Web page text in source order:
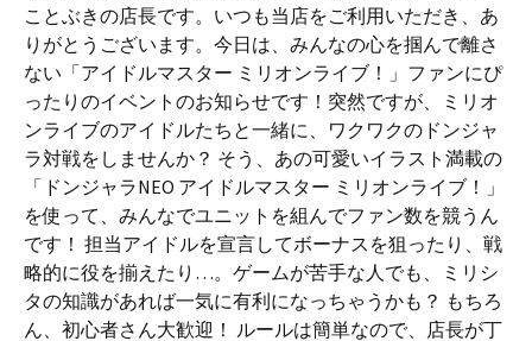
ことぶきの店長です。いつも当店をご利用いただき、あ
りがとうございます。今日は、みんなの心を掴んで離さ
ない「アイドルマスター ミリオンライブ！」ファンにぴ
ったりのイベントのお知らせです！突然ですが、ミリオ
ンライブのアイドルたちと一緒に、ワクワクのドンジャ
ラ対戦をしませんか？ そう、あの可愛いイラスト満載の
「ドンジャラNEO アイドルマスター ミリオンライブ！」
を使って、みんなでユニットを組んでファン数を競うん
です！ 担当アイドルを宣言してボーナスを狙ったり、戦
略的に役を揃えたり…。ゲームが苦手な人でも、ミリシ
タの知識があれば一気に有利になっちゃうかも？ もちろ
ん、初心者さん大歓迎！ ルールは簡単なので、店長が丁